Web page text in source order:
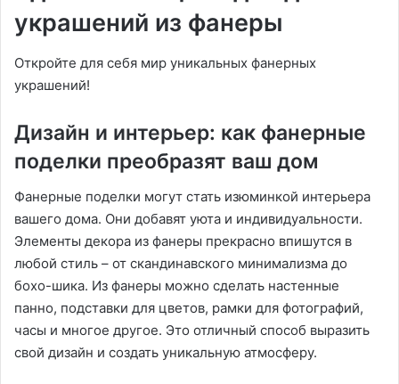
украшений из фанеры
Откройте для себя мир уникальных фанерных
украшений!
Дизайн и интерьер: как фанерные
поделки преобразят ваш дом
Фанерные поделки могут стать изюминкой интерьера
вашего дома. Они добавят уюта и индивидуальности.
Элементы декора из фанеры прекрасно впишутся в
любой стиль – от скандинавского минимализма до
бохо-шика. Из фанеры можно сделать настенные
панно, подставки для цветов, рамки для фотографий,
часы и многое другое. Это отличный способ выразить
свой дизайн и создать уникальную атмосферу.